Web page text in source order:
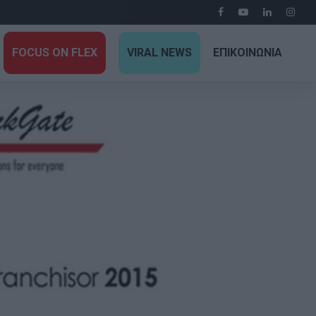
FOCUS ON FLEX VIRAL NEWS ΕΠΙΚΟΙΝΩΝΙΑ